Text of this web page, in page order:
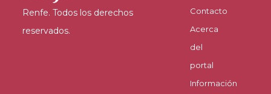
Renfe. Todos los derechos
reservados.
Contacto
Acerca
del
portal
Información